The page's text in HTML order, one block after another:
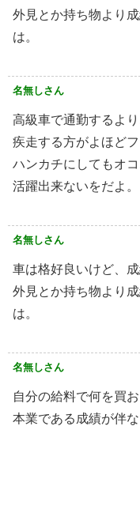
外見とか持ち物より
は。
名無しさん
高級車で通勤するよ
疾走する方がよほどフ
ハンカチにしてもオ
活躍出来ないをだよ。
名無しさん
車は格好良いけど、成
外見とか持ち物より
は。
名無しさん
自分の給料で何を買
本業である成績が伴